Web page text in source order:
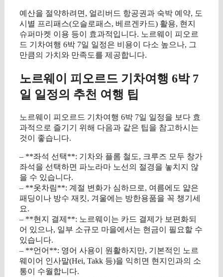
예산을 절약하려면, 얼리버드 항공권과 숙박 예약, 도
시별 프리패스(오슬로패스, 베르겐카드) 활용, 현지
슈퍼마켓 이용 등이 효과적입니다. 노르웨이 피오르
드 기차여행 6박 7일 일정은 비용이 다소 높으나, 그
만큼의 가치와 만족도를 제공합니다.
노르웨이 피오르드 기차여행 6박 7
일 일정의 추천 여행 팁
노르웨이 피오르드 기차여행 6박 7일 일정을 보다 효
과적으로 즐기기 위해 다음과 같은 팁을 참고하시는
것이 좋습니다.
– **좌석 선택**: 기차와 플롬 철도, 크루즈 모두 창가
좌석을 선택하면 파노라마 노선의 절경을 놓치지 않
을 수 있습니다.
– **옷차림**: 계절 변화가 심하므로, 여름에도 얇은
패딩이나 방수 재킷, 겨울에는 방한용품을 꼭 챙기세
요.
– **현지 결제**: 노르웨이는 카드 결제가 보편화되
어 있으나, 일부 소규모 마을에서는 현금이 필요할 수
있습니다.
– **언어**: 영어 사용이 원활하지만, 기본적인 노르
웨이어 인사말(Hei, Takk 등)을 익히면 현지인과의 소
통이 수월합니다.